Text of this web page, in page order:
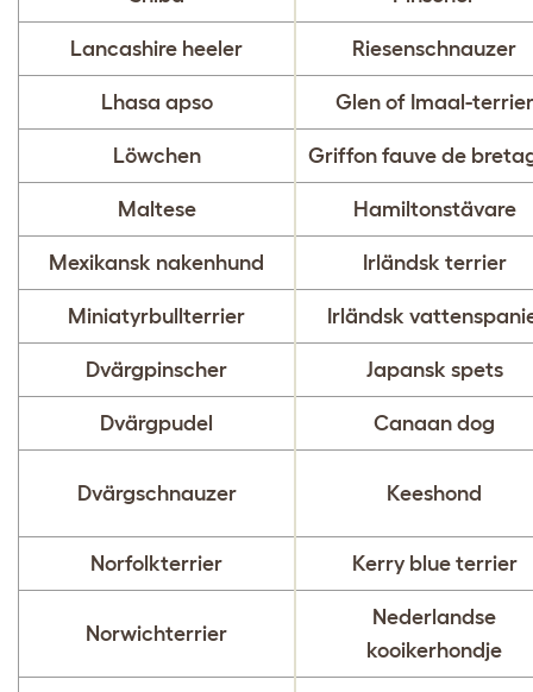
Lancashire heeler Riesenschnauzer
Lhasa apso Glen of Imaal-terrier
Löwchen Griffon fauve de
Maltese Hamiltonstävare
Mexikansk nakenhund Irländsk terrier
Miniatyrbullterrier Irländsk
Dvärgpinscher Japansk spets
Dvärgpudel Canaan dog
Dvärgschnauzer Keeshond
Norfolkterrier Kerry blue terrier
Norwichterrier
Nederlandse
kooikerhondje